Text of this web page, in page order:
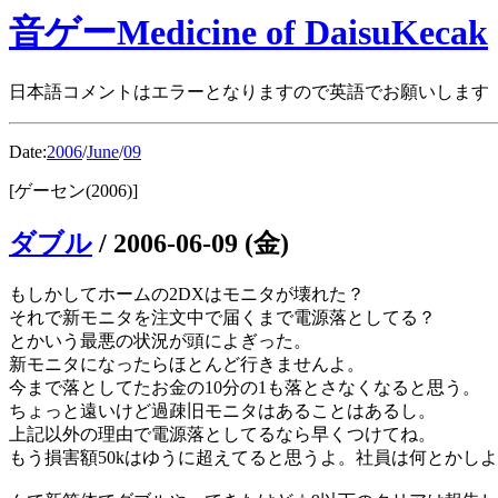
音ゲーMedicine of DaisuKecak
日本語コメントはエラーとなりますので英語でお願いします
Date:2006/June/09
[ゲーセン(2006)]
ダブル / 2006-06-09 (金)
もしかしてホームの2DXはモニタが壊れた？
それで新モニタを注文中で届くまで電源落としてる？
とかいう最悪の状況が頭によぎった。
新モニタになったらほとんど行きませんよ。
今まで落としてたお金の10分の1も落とさなくなると思う。
ちょっと遠いけど過疎旧モニタはあることはあるし。
上記以外の理由で電源落としてるなら早くつけてね。
もう損害額50kはゆうに超えてると思うよ。社員は何とかし